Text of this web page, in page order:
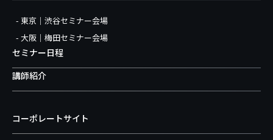
東京｜渋谷セミナー会場
大阪｜梅田セミナー会場
セミナー日程
講師紹介
コーポレートサイト